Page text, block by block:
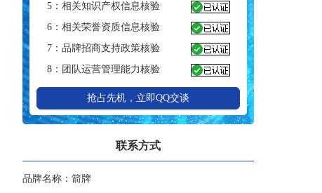
5：相关知识产权信息核验
6：相关荣誉资质信息核验
7：品牌招商支持政策核验
8：团队运营管理能力核验
抢占先机，立即QQ交谈
联系方式
品牌名称：箭牌